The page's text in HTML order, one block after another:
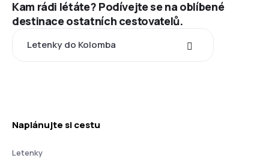
Kam rádi létáte? Podívejte se na oblíbené
destinace ostatních cestovatelů.
Letenky do Kolomba
Naplánujte si cestu
Letenky